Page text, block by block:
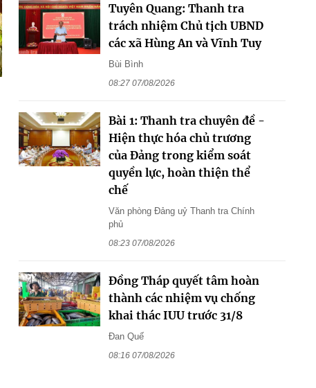
Tuyên Quang: Thanh tra
trách nhiệm Chủ tịch UBND
các xã Hùng An và Vĩnh Tuy
Bùi Bình
08:27 07/08/2026
Bài 1: Thanh tra chuyên đề -
Hiện thực hóa chủ trương
của Đảng trong kiểm soát
quyền lực, hoàn thiện thể
chế
Văn phòng Đảng uỷ Thanh tra Chính
phủ
08:23 07/08/2026
Đồng Tháp quyết tâm hoàn
thành các nhiệm vụ chống
khai thác IUU trước 31/8
Đan Quế
08:16 07/08/2026